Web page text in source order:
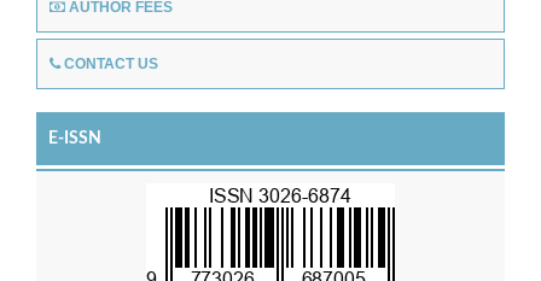
AUTHOR FEES
CONTACT US
E-ISSN